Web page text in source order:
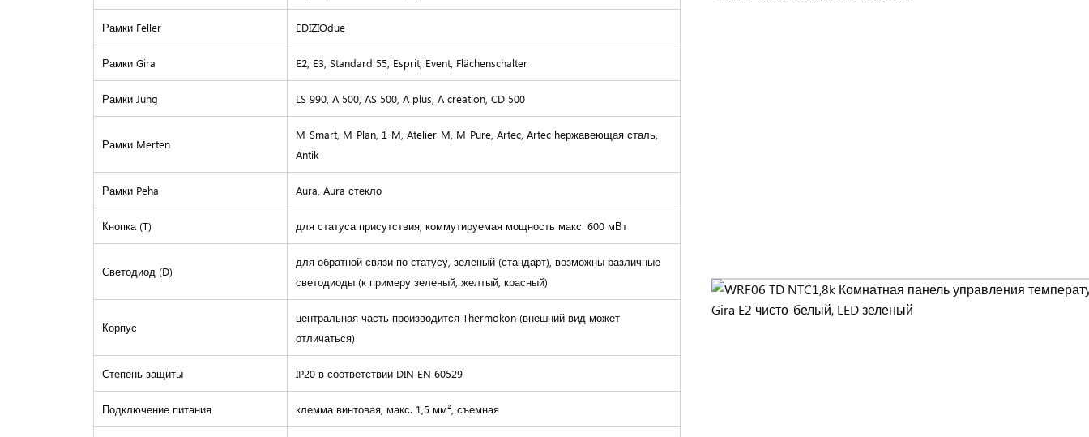
Рамки Feller EDIZIOdue
Рамки Gira E2 , E3, Standard 55, Esprit, Event, Flächenschalter
Рамки Jung LS 990, A 500, AS 500, A plus, A creation, CD 500
Рамки Merten
M-Smart, M-Plan, 1-M, Atelier-M, M-Pure, Artec, Artec hержавеющая сталь,
Antik
Рамки Peha Aura, Aura стекло
Кнопка (T) для статуса присутствия, коммутируемая мощность макс. 600 мВт
Светодиод (D)
для обратной связи по cтатусу, зеленый (стандарт), возможны различные
светодиоды (к примеру зеленый, желтый, красный)
Корпус
центральная часть производится Thermokon (внешний вид может
отличаться)
Степень защиты IP20 в соответствии DIN EN 60529
Подключение питания клемма винтовая, макс. 1,5 мм², съемная